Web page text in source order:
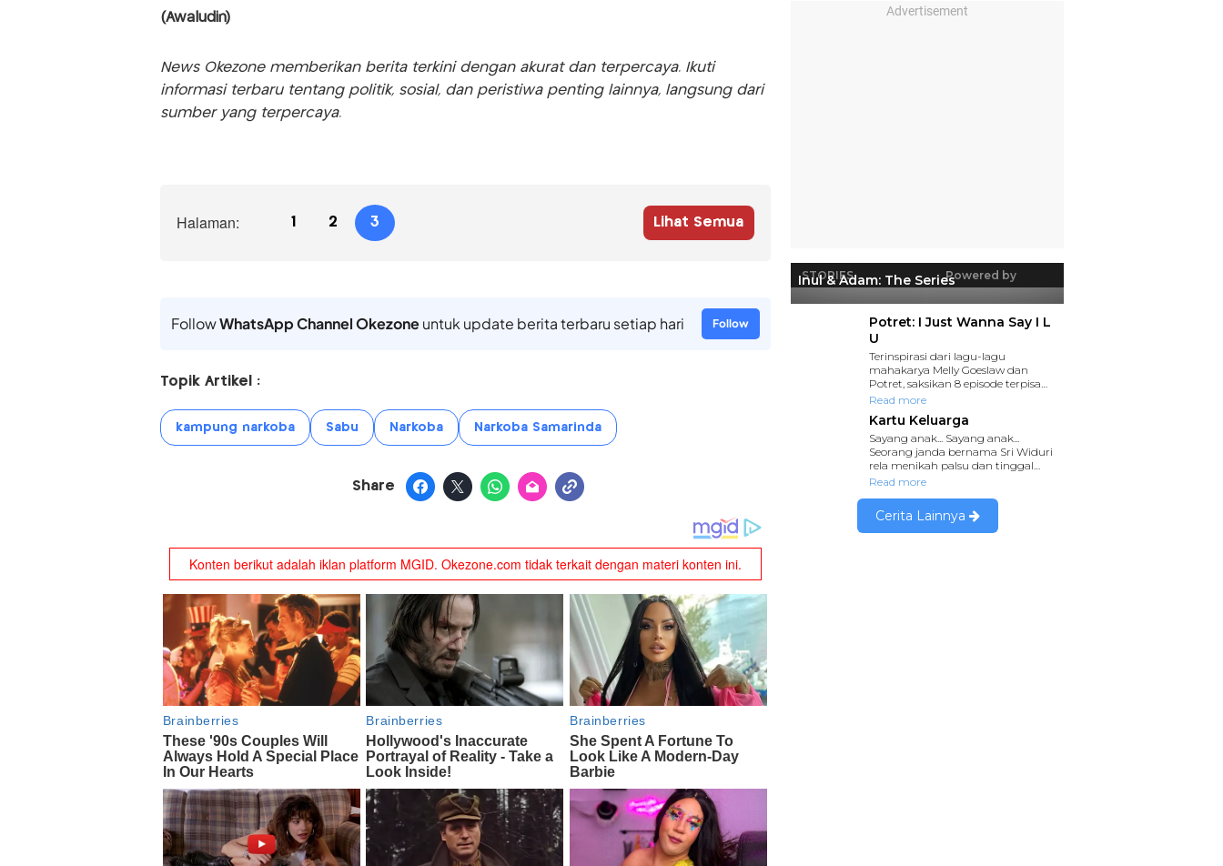
(Awaludin)
News Okezone memberikan berita terkini dengan akurat dan terpercaya. Ikuti
informasi terbaru tentang politik, sosial, dan peristiwa penting lainnya, langsung dari
sumber yang terpercaya.
Halaman: 1 2 3 Lihat Semua
FollowWhatsApp Channel Okezoneuntuk update berita terbaru setiap hari Follow
Topik Artikel :
kampung narkoba Sabu Narkoba Narkoba Samarinda
Share
Advertisement